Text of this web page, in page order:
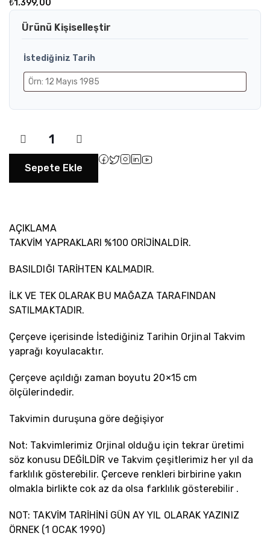
₺1.399,00
Ürünü Kişiselleştir
İstediğiniz Tarih
Sepete Ekle
AÇIKLAMA
TAKVİM YAPRAKLARI %100 ORİJİNALDİR.
BASILDIĞI TARİHTEN KALMADIR.
İLK VE TEK OLARAK BU MAĞAZA TARAFINDAN
SATILMAKTADIR.
Çerçeve içerisinde İstediğiniz Tarihin Orjinal Takvim
yaprağı koyulacaktır.
Çerçeve açıldığı zaman boyutu 20×15 cm
ölçülerindedir.
Takvimin duruşuna göre değişiyor
Not: Takvimlerimiz Orjinal olduğu için tekrar üretimi
söz konusu DEĞİLDİR ve Takvim çeşitlerimiz her yıl da
farklılık gösterebilir. Çerceve renkleri birbirine yakın
olmakla birlikte cok az da olsa farklılık gösterebilir .
NOT: TAKVİM TARİHİNİ GÜN AY YIL OLARAK YAZINIZ
ÖRNEK (1 OCAK 1990)